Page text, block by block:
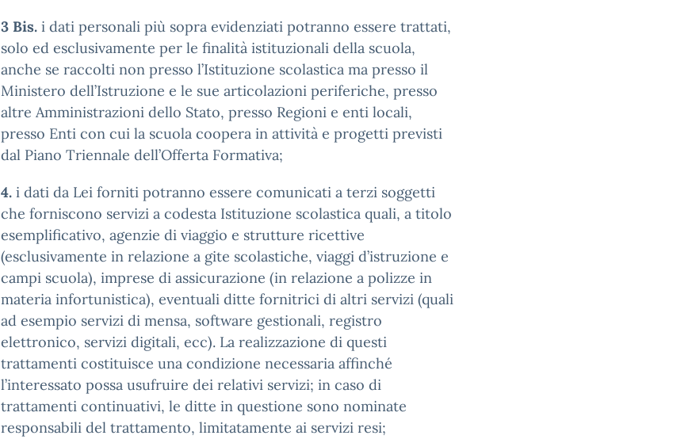
3 Bis. i dati personali più sopra evidenziati potranno essere trattati,
solo ed esclusivamente per le finalità istituzionali della scuola,
anche se raccolti non presso l’Istituzione scolastica ma presso il
Ministero dell’Istruzione e le sue articolazioni periferiche, presso
altre Amministrazioni dello Stato, presso Regioni e enti locali,
presso Enti con cui la scuola coopera in attività e progetti previsti
dal Piano Triennale dell’Offerta Formativa;
4. i dati da Lei forniti potranno essere comunicati a terzi soggetti
che forniscono servizi a codesta Istituzione scolastica quali, a titolo
esemplificativo, agenzie di viaggio e strutture ricettive
(esclusivamente in relazione a gite scolastiche, viaggi d’istruzione e
campi scuola), imprese di assicurazione (in relazione a polizze in
materia infortunistica), eventuali ditte fornitrici di altri servizi (quali
ad esempio servizi di mensa, software gestionali, registro
elettronico, servizi digitali, ecc). La realizzazione di questi
trattamenti costituisce una condizione necessaria affinché
l’interessato possa usufruire dei relativi servizi; in caso di
trattamenti continuativi, le ditte in questione sono nominate
responsabili del trattamento, limitatamente ai servizi resi;